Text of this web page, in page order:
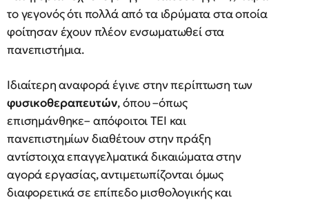
το γεγονός ότι πολλά από τα ιδρύματα στα οποία
φοίτησαν έχουν πλέον ενσωματωθεί στα
πανεπιστήμια.
Ιδιαίτερη αναφορά έγινε στην περίπτωση των
φυσικοθεραπευτών, όπου –όπως
επισημάνθηκε– απόφοιτοι ΤΕΙ και
πανεπιστημίων διαθέτουν στην πράξη
αντίστοιχα επαγγελματικά δικαιώματα στην
αγορά εργασίας, αντιμετωπίζονται όμως
διαφορετικά σε επίπεδο μισθολογικής και